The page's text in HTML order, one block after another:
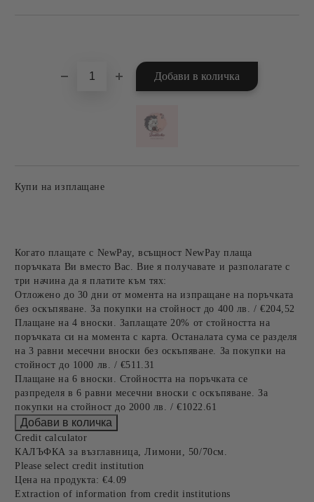
Купи на изплащане
Когато плащате с NewPay, всъщност NewPay плаща
поръчката Ви вместо Вас. Вие я получавате и разполагате с
три начина да я платите към тях:
Отложено до 30 дни от момента на изпращане на поръчката
без оскъпяване. За покупки на стойност до 400 лв. / €204,52
Плащане на 4 вноски. Заплащате 20% от стойността на
поръчката си на момента с карта. Останалата сума се разделя
на 3 равни месечни вноски без оскъпяване. За покупки на
стойност до 1000 лв. / €511.31
Плащане на 6 вноски. Стойността на поръчката се
разпределя в 6 равни месечни вноски с оскъпяване. За
покупки на стойност до 2000 лв. / €1022.61
Credit calculator
КАЛЪФКА за възглавница, Лимони, 50/70см.
Please select credit institution
Цена на продукта: €4.09
Extraction of information from credit institutions